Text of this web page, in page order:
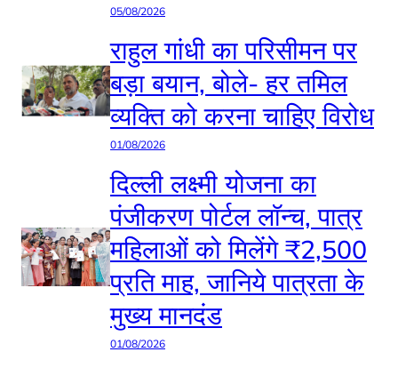
05/08/2026
राहुल गांधी का परिसीमन पर
बड़ा बयान, बोले- हर तमिल
व्यक्ति को करना चाहिए विरोध
01/08/2026
दिल्ली लक्ष्मी योजना का
पंजीकरण पोर्टल लॉन्च, पात्र
महिलाओं को मिलेंगे ₹2,500
प्रति माह, जानिये पात्रता के
मुख्य मानदंड
01/08/2026